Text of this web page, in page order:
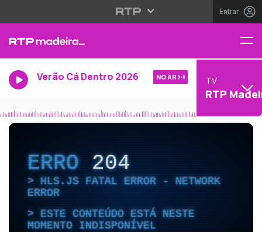
Entrar
Verão Cá Dentro 2026 NO AR TV
RTP
ERRO204
HLS.JS FATAL ERROR - NETWORK
ERROR
ESTE CONTEÚDO ESTÁ NESTE
MOMENTO INDISPONÍVEL